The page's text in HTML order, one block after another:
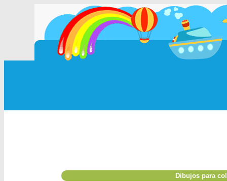
Dibujos para